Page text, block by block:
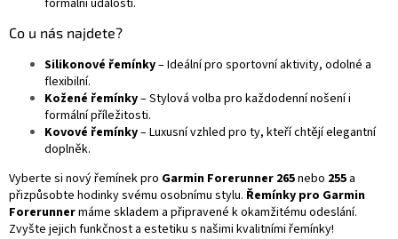
Co u nás najdete?
Silikonové řemínky– Ideální pro sportovní aktivity, odolné a
flexibilní.
Kožené řemínky– Stylová volba pro každodenní nošení i
formální příležitosti.
Kovové řemínky– Luxusní vzhled pro ty, kteří chtějí elegantní
doplněk.
Vyberte si nový řemínek pro Garmin Forerunner 265nebo 255 a
přizpůsobte hodinky svému osobnímu stylu. Řemínky pro Garmin
Forerunnermáme skladem a připravené k okamžitému odeslání.
Zvyšte jejich funkčnost a estetiku s našimi kvalitními řemínky!